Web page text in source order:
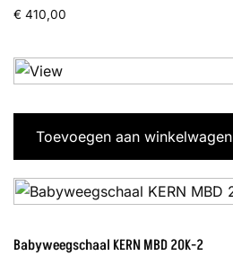
€ 410,00
Toevoegen aan winkelwagen
Babyweegschaal KERN MBD 20K-2